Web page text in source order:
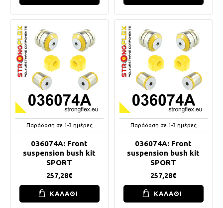
Παράδοση σε 1-3 ημέρες
036074A: Front
suspension bush kit
SPORT
257,28€
ΚΑΛΑΘΙ
Παράδοση σε 1-3 ημέρες
036074A: Front
suspension bush kit
SPORT
257,28€
ΚΑΛΑΘΙ